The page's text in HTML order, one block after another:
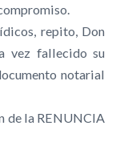
repito, Don
vez fallecido su
notarial
de la RENUNCIA